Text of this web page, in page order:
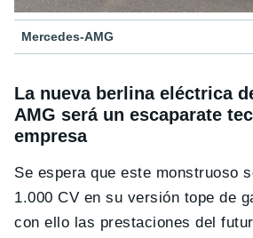
Mercedes-AMG
La nueva berlina eléctrica
AMG será un escaparate
empresa
Se espera que este monstruoso
1.000 CV en su versión tope de
con ello las prestaciones del